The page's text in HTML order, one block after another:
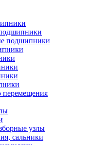
подшипники
перемещения
узлы
сальники